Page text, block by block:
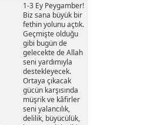
1-3 Ey Peygamber!
Biz sana büyük bir
fethin yolunu açtık.
Geçmişte olduğu
gibi bugün de
gelecekte de Allah
seni yardımıyla
destekleyecek.
Ortaya çıkacak
gücün karşısında
müşrik ve kâfirler
seni yalancılık,
delilik, büyücülük,